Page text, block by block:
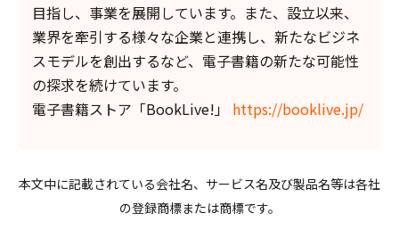
目指し、事業を展開しています。また、設立以来、
業界を牽引する様々な企業と連携し、新たなビジネ
スモデルを創出するなど、電子書籍の新たな可能性
の探求を続けています。
電子書籍ストア「BookLive!」 https://booklive.jp/
本文中に記載されている会社名、サービス名及び製品名等は各社
の登録商標または商標です。